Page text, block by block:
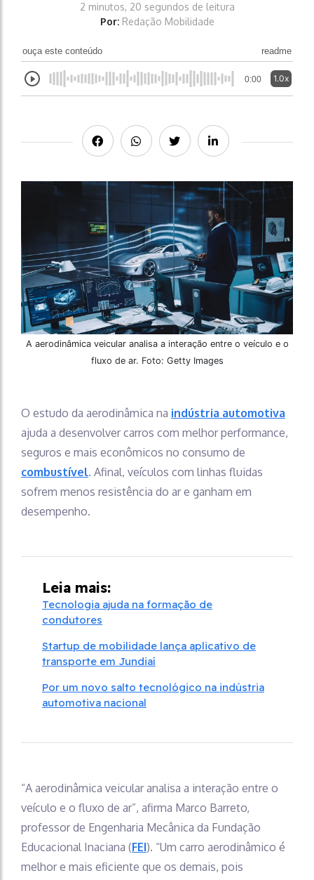
2 minutos, 20 segundos de leitura
Por: Redação Mobilidade
ouça este conteúdo readme
0:00 1.0x
A aerodinâmica veicular analisa a interação entre o veículo e o
fluxo de ar. Foto: Getty Images
O estudo da aerodinâmica na indústria automotiva
ajuda a desenvolver carros com melhor performance,
seguros e mais econômicos no consumo de
combustível. Afinal, veículos com linhas fluidas
sofrem menos resistência do ar e ganham em
desempenho.
Leia mais:
Tecnologia ajuda na formação de
condutores
Startup de mobilidade lança aplicativo de
transporte em Jundiaí
Por um novo salto tecnológico na indústria
automotiva nacional
“A aerodinâmica veicular analisa a interação entre o
veículo e o fluxo de ar”, afirma Marco Barreto,
professor de Engenharia Mecânica da Fundação
Educacional Inaciana (FEI). “Um carro aerodinâmico é
melhor e mais eficiente que os demais, pois